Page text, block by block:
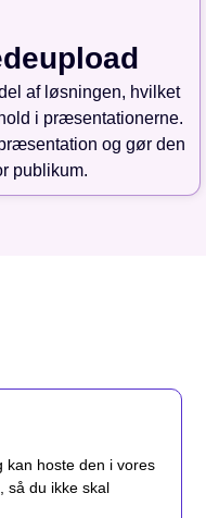
af løsningen, hvilket
i præsentationerne.
og gør den
publikum.
hoste den i vores
så du ikke skal